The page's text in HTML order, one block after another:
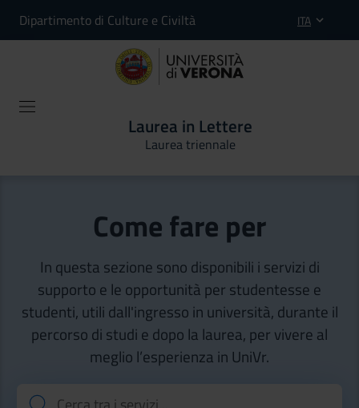
Dipartimento di Culture e Civiltà ITA
Laurea in Lettere
Laurea triennale
Come fare per
In questa sezione sono disponibili i servizi di
supporto e le opportunità per studentesse e
studenti, utili dall'ingresso in università, durante il
percorso di studi e dopo la laurea, per vivere al
meglio l’esperienza in UniVr.